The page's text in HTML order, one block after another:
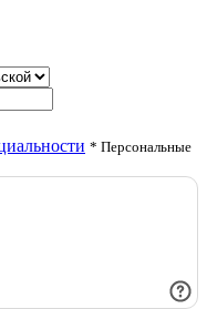
* Персональные